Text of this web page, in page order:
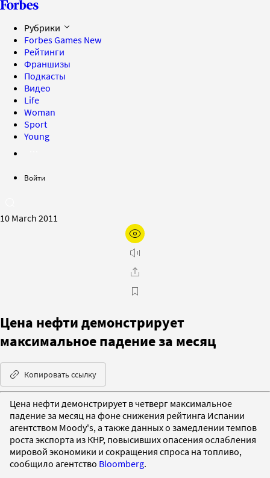
Рубрики
Forbes Games New
Рейтинги
Франшизы
Подкасты
Видео
Life
Woman
Sport
Young
Войти
10 March 2011
Цена нефти демонстрирует
максимальное падение за месяц
Копировать ссылку
Цена нефти демонстрирует в четверг максимальное
падение за месяц на фоне снижения рейтинга Испании
агентством Moody's, а также данных о замедлении темпов
роста экспорта из КНР, повысивших опасения ослабления
мировой экономики и сокращения спроса на топливо,
сообщило агентство Bloomberg.